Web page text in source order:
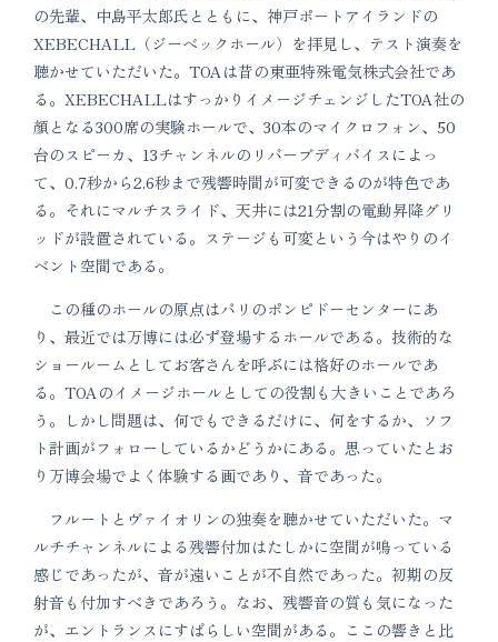
の先輩、中島平太郎氏とともに、神戸ポートアイランドの
XEBECHALL（ジーベックホール）を拝見し、テスト演奏を
聴かせていただいた。TOAは昔の東亜特殊電気株式会社であ
る。XEBECHALLはすっかりイメージチェンジしたTOA社の
顔となる300席の実験ホールで、30本のマイクロフォン、50
台のスピーカ、13チャンネルのリバーブディバイスによっ
て、0.7秒から2.6秒まで残響時間が可変できるのが特色であ
る。それにマルチスライド、天井には21分割の電動昇降グリ
ッドが設置されている。ステージも可変という今はやりのイ
ベント空間である。
この種のホールの原点はパリのポンピドーセンターにあ
り、最近では万博には必ず登場するホールである。技術的な
ショールームとしてお客さんを呼ぶには格好のホールであ
る。TOAのイメージホールとしての役割も大きいことであろ
う。しかし問題は、何でもできるだけに、何をするか、ソフ
ト計画がフォローしているかどうかにある。思っていたとお
り万博会場でよく体験する画であり、音であった。
フルートとヴァイオリンの独奏を聴かせていただいた。マ
ルチチャンネルによる残響付加はたしかに空間が鳴っている
感じであったが、音が遠いことが不自然であった。初期の反
射音も付加すべきであろう。なお、残響音の質も気になった
が、エントランスにすばらしい空間がある。ここの響きと比